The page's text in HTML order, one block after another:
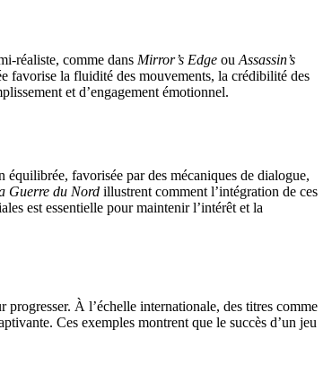
réaliste, comme dans Mirror’s Edge ou Assassin’s
favorise la fluidité des mouvements, la crédibilité des
et d’engagement émotionnel.
favorisée par des mécaniques de dialogue,
Guerre du Nord illustrent comment l’intégration de ces
est essentielle pour maintenir l’intérêt et la
À l’échelle internationale, des titres comme
Ces exemples montrent que le succès d’un jeu